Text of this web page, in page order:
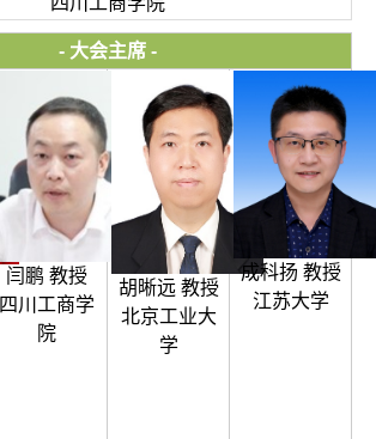
- 大会主席 -
闫鹏 教授
四川工商学
院
胡晰远 教授
北京工业大
学
成科扬 教授
江苏大学